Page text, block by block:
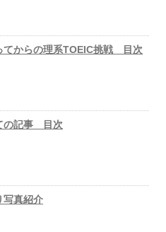
てからの理系TOEIC挑戦 目次
の記事 目次
真紹介